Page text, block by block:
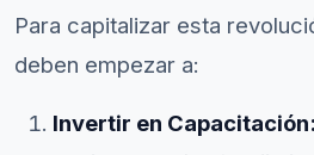
Para capitalizar esta
deben empezar a:
Invertir en Capacitación: